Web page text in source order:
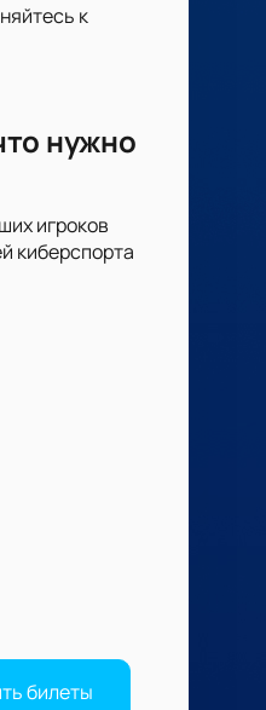
к
нужно
игроков
киберспорта
билеты